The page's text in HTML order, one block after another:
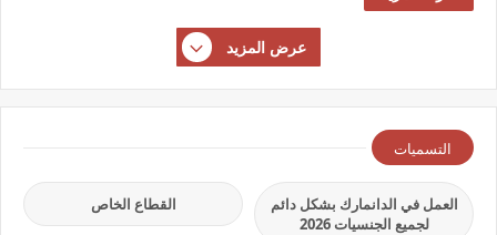
عرض المزيد
التسميات
العمل في الدانمارك بشكل دائم
لجميع الجنسيات 2026
القطاع الخاص